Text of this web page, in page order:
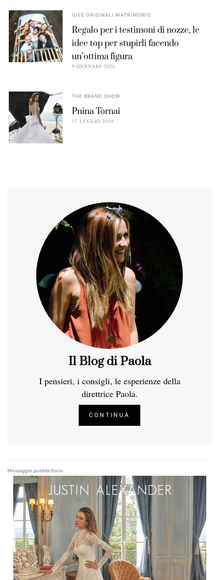
IDEE ORIGINALI MATRIMONIO
Regalo per i testimoni di nozze, le
idee top per stupirli facendo
un’ottima figura
9 GENNAIO 2020
THE BRAND SHOW
Pnina Tornai
17 LUGLIO 2019
Il Blog di Paola
I pensieri, i consigli, le esperienze della
direttrice Paola.
CONTINUA
Messaggio pubblicitario